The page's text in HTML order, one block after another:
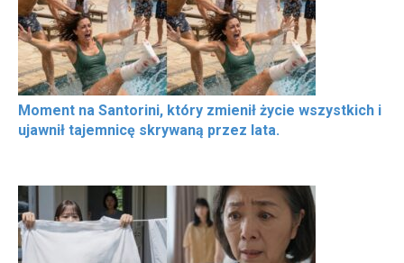
Moment na Santorini, który zmienił życie wszystkich i
ujawnił tajemnicę skrywaną przez lata.